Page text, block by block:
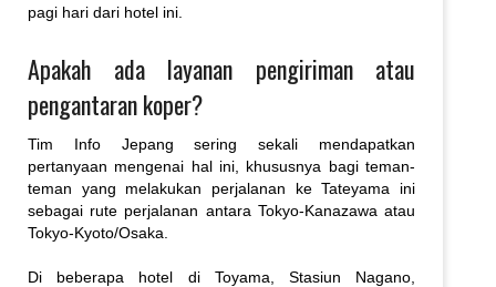
pagi hari dari hotel ini.
Apakah ada layanan pengiriman atau
pengantaran koper?
Tim Info Jepang sering sekali mendapatkan
pertanyaan mengenai hal ini, khususnya bagi teman-
teman yang melakukan perjalanan ke Tateyama ini
sebagai rute perjalanan antara Tokyo-Kanazawa atau
Tokyo-Kyoto/Osaka.
Di beberapa hotel di Toyama, Stasiun Nagano,